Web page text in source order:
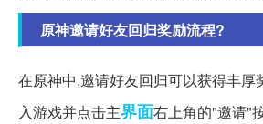
原神邀请好友回归奖励流程?
在原神中,邀请好友回归可以获得丰厚
入游戏并点击主界面右上角的"邀请"